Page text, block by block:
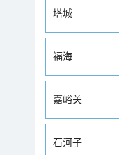
塔城
福海
嘉峪关
石河子